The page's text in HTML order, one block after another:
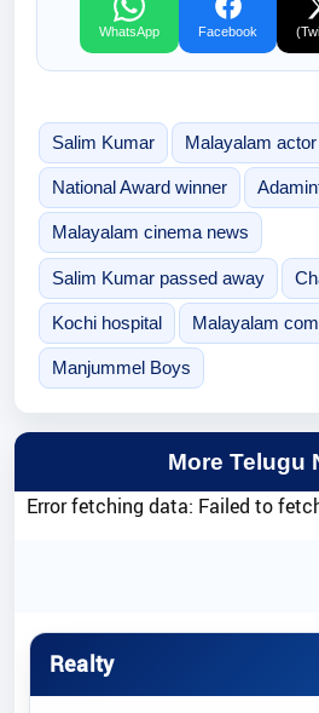
WhatsApp Facebook
Salim Kumar Malayalam
National Award winner
Malayalam cinema news
Salim Kumar passed away
Kochi hospital Malayalam
Manjummel Boys
More Telugu
Error fetching data: Failed to
Realty